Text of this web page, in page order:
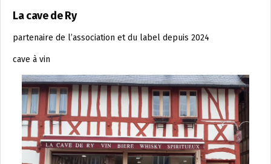
La cave de Ry
partenaire de l’association et du label depuis 2024
cave à vin